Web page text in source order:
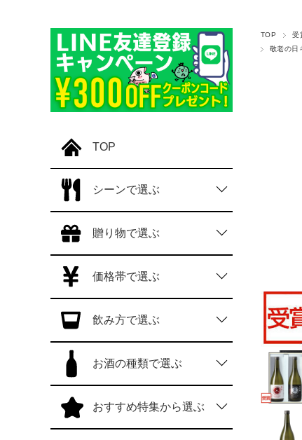
TOP 受
敬老の日
TOP
シーンで選ぶ
贈り物で選ぶ
価格帯で選ぶ
飲み方で選ぶ
お酒の種類で選ぶ
おすすめ特集から選ぶ